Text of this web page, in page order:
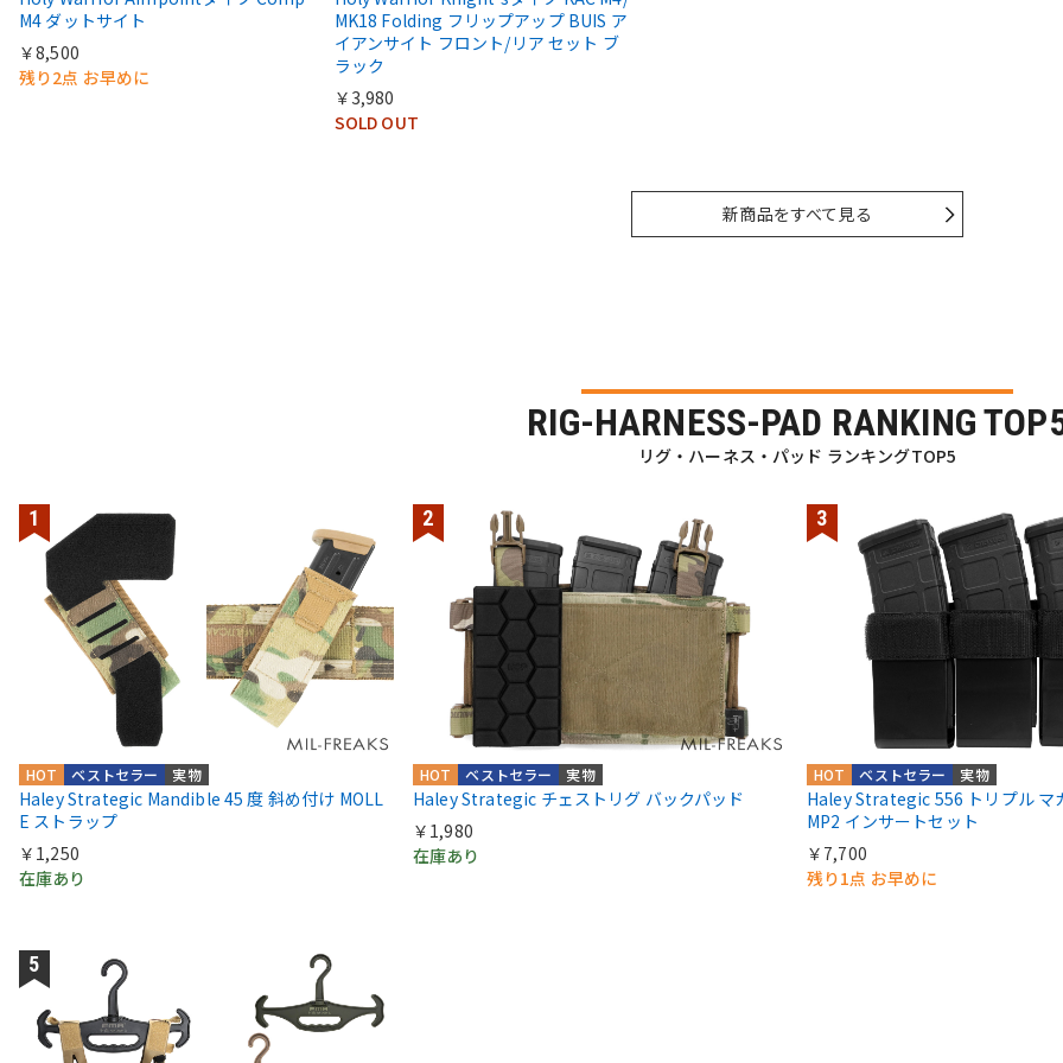
M4 ダットサイト
￥8,500
残り2点 お早めに
MK18 Folding フリップアップ BUIS ア
イアンサイト フロント/リア セット ブ
ラック
￥3,980
SOLD OUT
新商品をすべて見る
RIG-HARNESS-PAD RANKING
リグ・ハーネス・パッド ランキングTOP5
実物
ベストセラー
HOT
Haley Strategic Mandible 45 度 斜め付け MOLL
E ストラップ
￥1,250
在庫あり
実物
ベストセラー
HOT
Haley Strategic チェストリグ バックパッド
￥1,980
在庫あり
実物
ベストセラー
HOT
Haley Strategic 556 トリプル マ
MP2 インサートセット
￥7,700
残り1点 お早めに